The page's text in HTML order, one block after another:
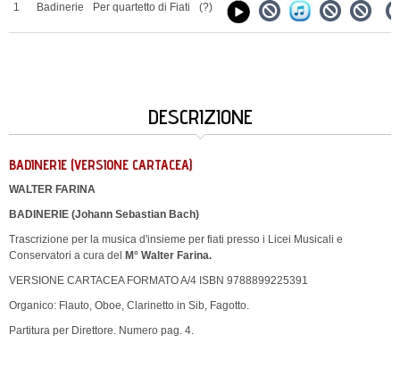
1 Badinerie Per quartetto di Fiati (?)
DESCRIZIONE
BADINERIE (VERSIONE CARTACEA)
WALTER FARINA
BADINERIE​ (Johann Sebastian Bach​)
Trascrizione per la musica d'insieme per fiati presso i Licei Musicali e
Conservatori a cura del
M° Walter Farina.
VERSIONE CARTACEA FORMATO A/4 ISBN 9788899225391
Organico: Flauto, Oboe, Clarinetto in Sib, Fagotto.
Partitura per Direttore. Numero pag. 4.